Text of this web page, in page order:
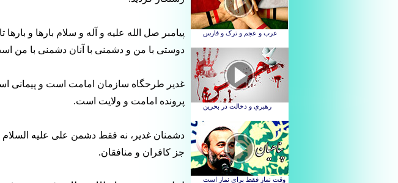
پیامبر صل الله علیه و آله و سلام بارها و
دوستی با من و دشمنی با آنان دشمنی با من
غدیر طرحگاه سازمان امامت است و پیمانی است
پرونده امامت و ولایت است.
دشمنان غدیر، نه فقط دشمن علی علیه
جز کافران و منافقان.